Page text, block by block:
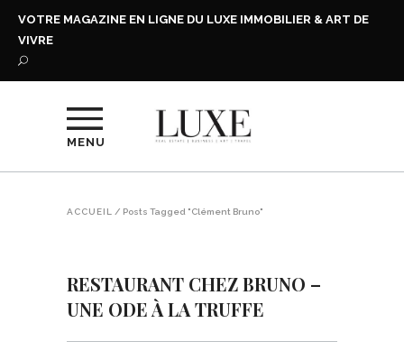
VOTRE MAGAZINE EN LIGNE DU LUXE IMMOBILIER & ART DE
VIVRE
MENU
ACCUEIL / Posts Tagged "Clément Bruno"
RESTAURANT CHEZ BRUNO –
UNE ODE À LA TRUFFE